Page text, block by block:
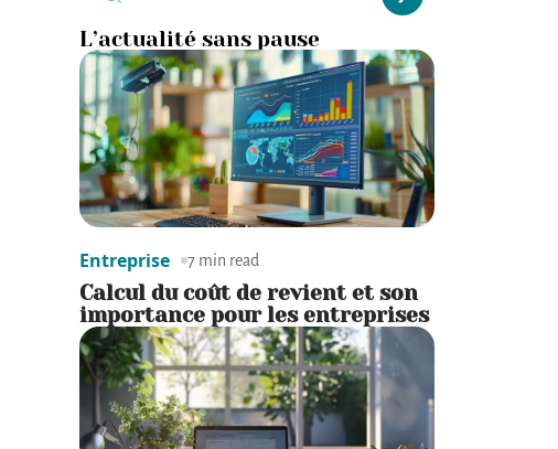
L’actualité sans pause
Entreprise 7 min read
Calcul du coût de revient et son
importance pour les entreprises